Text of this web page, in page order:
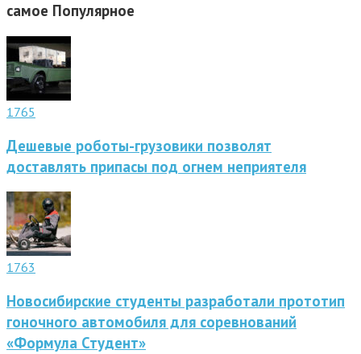
самое Популярное
1765
Дешевые роботы-грузовики позволят
доставлять припасы под огнем неприятеля
1763
Новосибирские студенты разработали прототип
гоночного автомобиля для соревнований
«Формула Студент»